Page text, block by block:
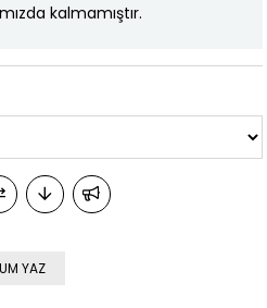
kalmamıştır.
YAZ